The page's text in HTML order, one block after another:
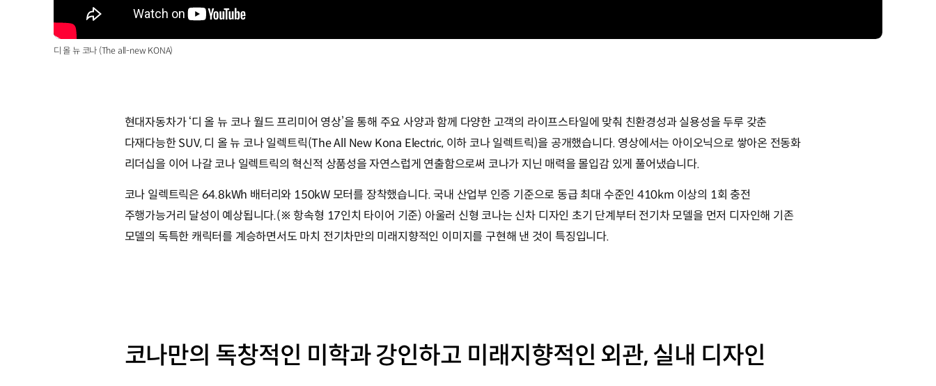
디 올 뉴 코나 (The all-new KONA)
현대자동차가 ‘디 올 뉴 코나 월드 프리미어 영상’을 통해 주요 사양과 함께 다양한 고객의 라이프스타일에 맞춰 친환경성과 실용성을 두루 갖춘
다재다능한 SUV, 디 올 뉴 코나 일렉트릭(The All New Kona Electric, 이하 코나 일렉트릭)을 공개했습니다. 영상에서는 아이오닉으로 쌓아온 전동화
리더십을 이어 나갈 코나 일렉트릭의 혁신적 상품성을 자연스럽게 연출함으로써 코나가 지닌 매력을 몰입감 있게 풀어냈습니다.
코나 일렉트릭은 64.8kWh 배터리와 150kW 모터를 장착했습니다. 국내 산업부 인증 기준으로 동급 최대 수준인 410km 이상의 1회 충전
주행가능거리 달성이 예상됩니다.(※ 항속형 17인치 타이어 기준) 아울러 신형 코나는 신차 디자인 초기 단계부터 전기차 모델을 먼저 디자인해 기존
모델의 독특한 캐릭터를 계승하면서도 마치 전기차만의 미래지향적인 이미지를 구현해 낸 것이 특징입니다.
코나만의 독창적인 미학과 강인하고 미래지향적인 외관, 실내 디자인